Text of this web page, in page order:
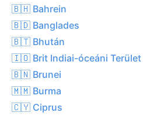
🇧🇭 Bahrein
🇧🇩 Banglades
🇧🇹 Bhután
🇮🇴 Brit Indiai-óceáni Terület
🇧🇳 Brunei
🇲🇲 Burma
🇨🇾 Ciprus